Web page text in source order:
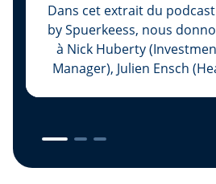
Dans cet extrait du
by Spuerkeess, nous
à Nick Huberty
Manager), Julien Ensch
pour revenir sur les six
de 2026. Entre l’essor spectaculaire de
l’intelligence artificielle,